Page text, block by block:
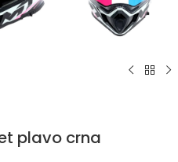
plavo crna